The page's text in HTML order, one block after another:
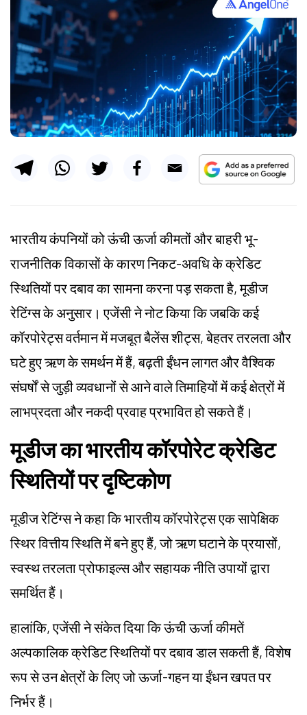
भारतीय कंपनियों को ऊंची ऊर्जा कीमतों और बाहरी भू-
राजनीतिक विकासों के कारण निकट-अवधि के क्रेडिट
स्थितियों पर दबाव का सामना करना पड़ सकता है, मूडीज
रेटिंग्स के अनुसार। एजेंसी ने नोट किया कि जबकि कई
कॉरपोरेट्स वर्तमान में मजबूत बैलेंस शीट्स, बेहतर तरलता और
घटे हुए ऋण के समर्थन में हैं, बढ़ती ईंधन लागत और वैश्विक
संघर्षों से जुड़ी व्यवधानों से आने वाले तिमाहियों में कई क्षेत्रों में
लाभप्रदता और नकदी प्रवाह प्रभावित हो सकते हैं।
मूडीज का भारतीय कॉरपोरेट क्रेडिट
स्थितियों पर दृष्टिकोण
मूडीज रेटिंग्स ने कहा कि भारतीय कॉरपोरेट्स एक सापेक्षिक
स्थिर वित्तीय स्थिति में बने हुए हैं, जो ऋण घटाने के प्रयासों,
स्वस्थ तरलता प्रोफाइल्स और सहायक नीति उपायों द्वारा
समर्थित हैं।
हालांकि, एजेंसी ने संकेत दिया कि ऊंची ऊर्जा कीमतें
अल्पकालिक क्रेडिट स्थितियों पर दबाव डाल सकती हैं, विशेष
रूप से उन क्षेत्रों के लिए जो ऊर्जा-गहन या ईंधन खपत पर
निर्भर हैं।